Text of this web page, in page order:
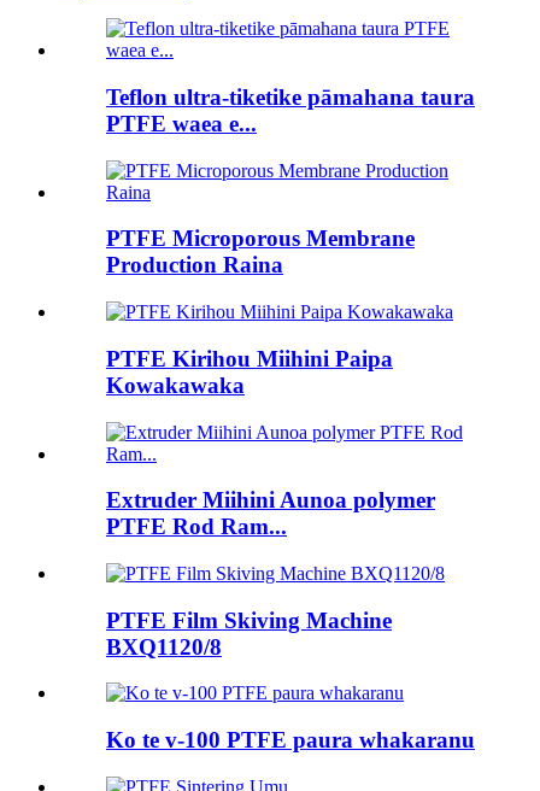
Teflon ultra-tiketike pāmahana taura
PTFE waea e...
PTFE Microporous Membrane
Production Raina
PTFE Kirihou Miihini Paipa
Kowakawaka
Extruder Miihini Aunoa polymer
PTFE Rod Ram...
PTFE Film Skiving Machine
BXQ1120/8
Ko te v-100 PTFE paura whakaranu